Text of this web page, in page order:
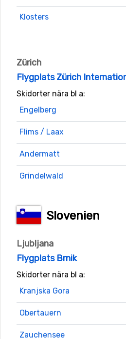
Klosters
Zürich
Flygplats Zürich
Skidorter nära bl a:
Engelberg
Flims / Laax
Andermatt
Grindelwald
Slovenien
Ljubljana
Flygplats Brnik
Skidorter nära bl a:
Kranjska Gora
Obertauern
Zauchensee